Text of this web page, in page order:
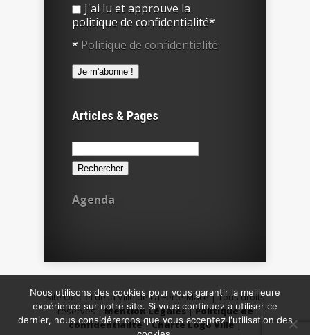
J'ai lu et approuve la
politique de confidentialité*
* Politique de confidentialité
Articles & Pages
Rechercher :
Agenda
Site Officiel de la Ville de La Ferté-Macé | Tous droits
réservés |Mention Légales|Politique de
confidentialité|Charte Logo Ville|
Nous utilisons des cookies pour vous garantir la meilleure
expérience sur notre site. Si vous continuez à utiliser ce
dernier, nous considérerons que vous acceptez l'utilisation des